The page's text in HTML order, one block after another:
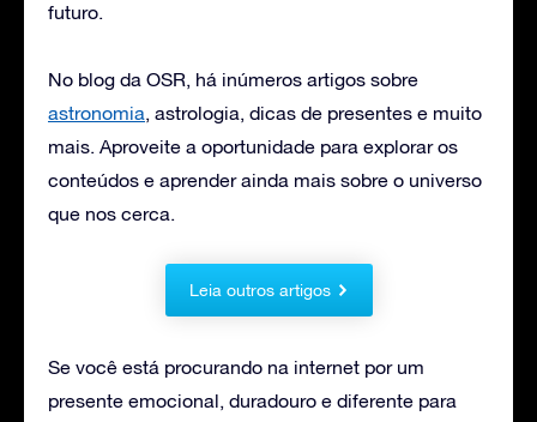
futuro.
No blog da OSR, há inúmeros artigos sobre
astronomia, astrologia, dicas de presentes e muito
mais. Aproveite a oportunidade para explorar os
conteúdos e aprender ainda mais sobre o universo
que nos cerca.
Leia outros artigos
Se você está procurando na internet por um
presente emocional, duradouro e diferente para